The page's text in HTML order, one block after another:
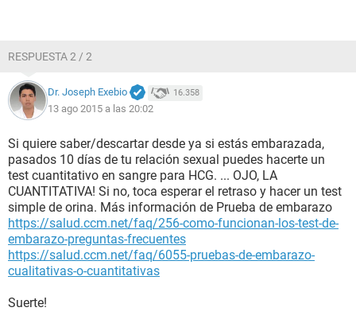
RESPUESTA 2 / 2
Dr. Joseph Exebio 16.358
13 ago 2015 a las 20:02
Si quiere saber/descartar desde ya si estás embarazada,
pasados 10 días de tu relación sexual puedes hacerte un
test cuantitativo en sangre para HCG. ... OJO, LA
CUANTITATIVA! Si no, toca esperar el retraso y hacer un test
simple de orina. Más información de Prueba de embarazo
https://salud.ccm.net/faq/256-como-funcionan-los-test-de-
embarazo-preguntas-frecuentes
https://salud.ccm.net/faq/6055-pruebas-de-embarazo-
cualitativas-o-cuantitativas
Suerte!